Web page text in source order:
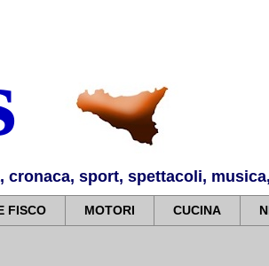
sport, spettacoli,
FISCO MOTORI CUCINA